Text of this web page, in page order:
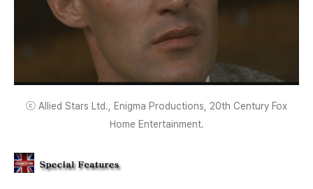
ⓒ Allied Stars Ltd., Enigma Productions, 20th Century Fox
Home Entertainment.